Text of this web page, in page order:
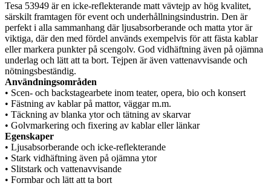
Tesa 53949 är en icke-reflekterande matt vävtejp av hög kvalitet,
särskilt framtagen för event och underhållningsindustrin. Den är
perfekt i alla sammanhang där ljusabsorberande och matta ytor är
viktiga, där den med fördel används exempelvis för att fästa kablar
eller markera punkter på scengolv. God vidhäftning även på ojämna
underlag och lätt att ta bort. Tejpen är även vattenavvisande och
nötningsbeständig.
Användningsområden
• Scen- och backstagearbete inom teater, opera, bio och konsert
• Fästning av kablar på mattor, väggar m.m.
• Täckning av blanka ytor och tätning av skarvar
• Golvmarkering och fixering av kablar eller länkar
Egenskaper
• Ljusabsorberande och icke-reflekterande
• Stark vidhäftning även på ojämna ytor
• Slitstark och vattenavvisande
• Formbar och lätt att ta bort